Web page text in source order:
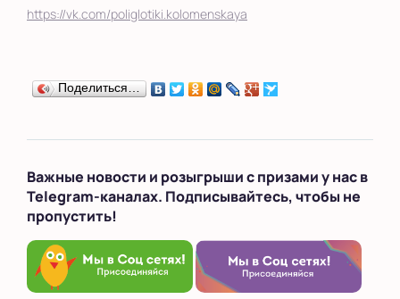
https://vk.com/poliglotiki.kolomenskaya
Поделиться…
Важные новости и розыгрыши с призами у нас в
Telegram-каналах. Подписывайтесь, чтобы не
пропустить!